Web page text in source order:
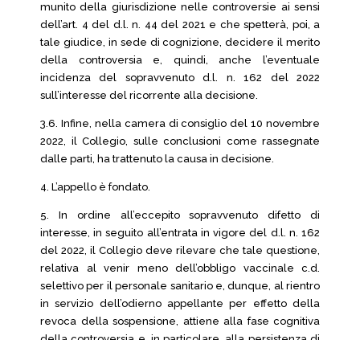
munito della giurisdizione nelle controversie ai sensi
dell’art. 4 del d.l. n. 44 del 2021 e che spetterà, poi, a
tale giudice, in sede di cognizione, decidere il merito
della controversia e, quindi, anche l’eventuale
incidenza del sopravvenuto d.l. n. 162 del 2022
sull’interesse del ricorrente alla decisione.
3.6. Infine, nella camera di consiglio del 10 novembre
2022, il Collegio, sulle conclusioni come rassegnate
dalle parti, ha trattenuto la causa in decisione.
4. L’appello è fondato.
5. In ordine all’eccepito sopravvenuto difetto di
interesse, in seguito all’entrata in vigore del d.l. n. 162
del 2022, il Collegio deve rilevare che tale questione,
relativa al venir meno dell’obbligo vaccinale c.d.
selettivo per il personale sanitario e, dunque, al rientro
in servizio dell’odierno appellante per effetto della
revoca della sospensione, attiene alla fase cognitiva